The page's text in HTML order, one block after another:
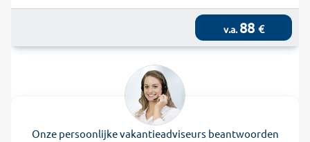
v.a.88 €
Onze persoonlijke vakantieadviseurs beantwoorden